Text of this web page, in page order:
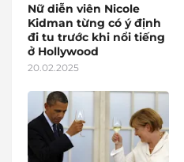
Nữ diễn viên Nicole
Kidman từng có ý định
đi tu trước khi nổi tiếng
ở Hollywood
20.02.2025